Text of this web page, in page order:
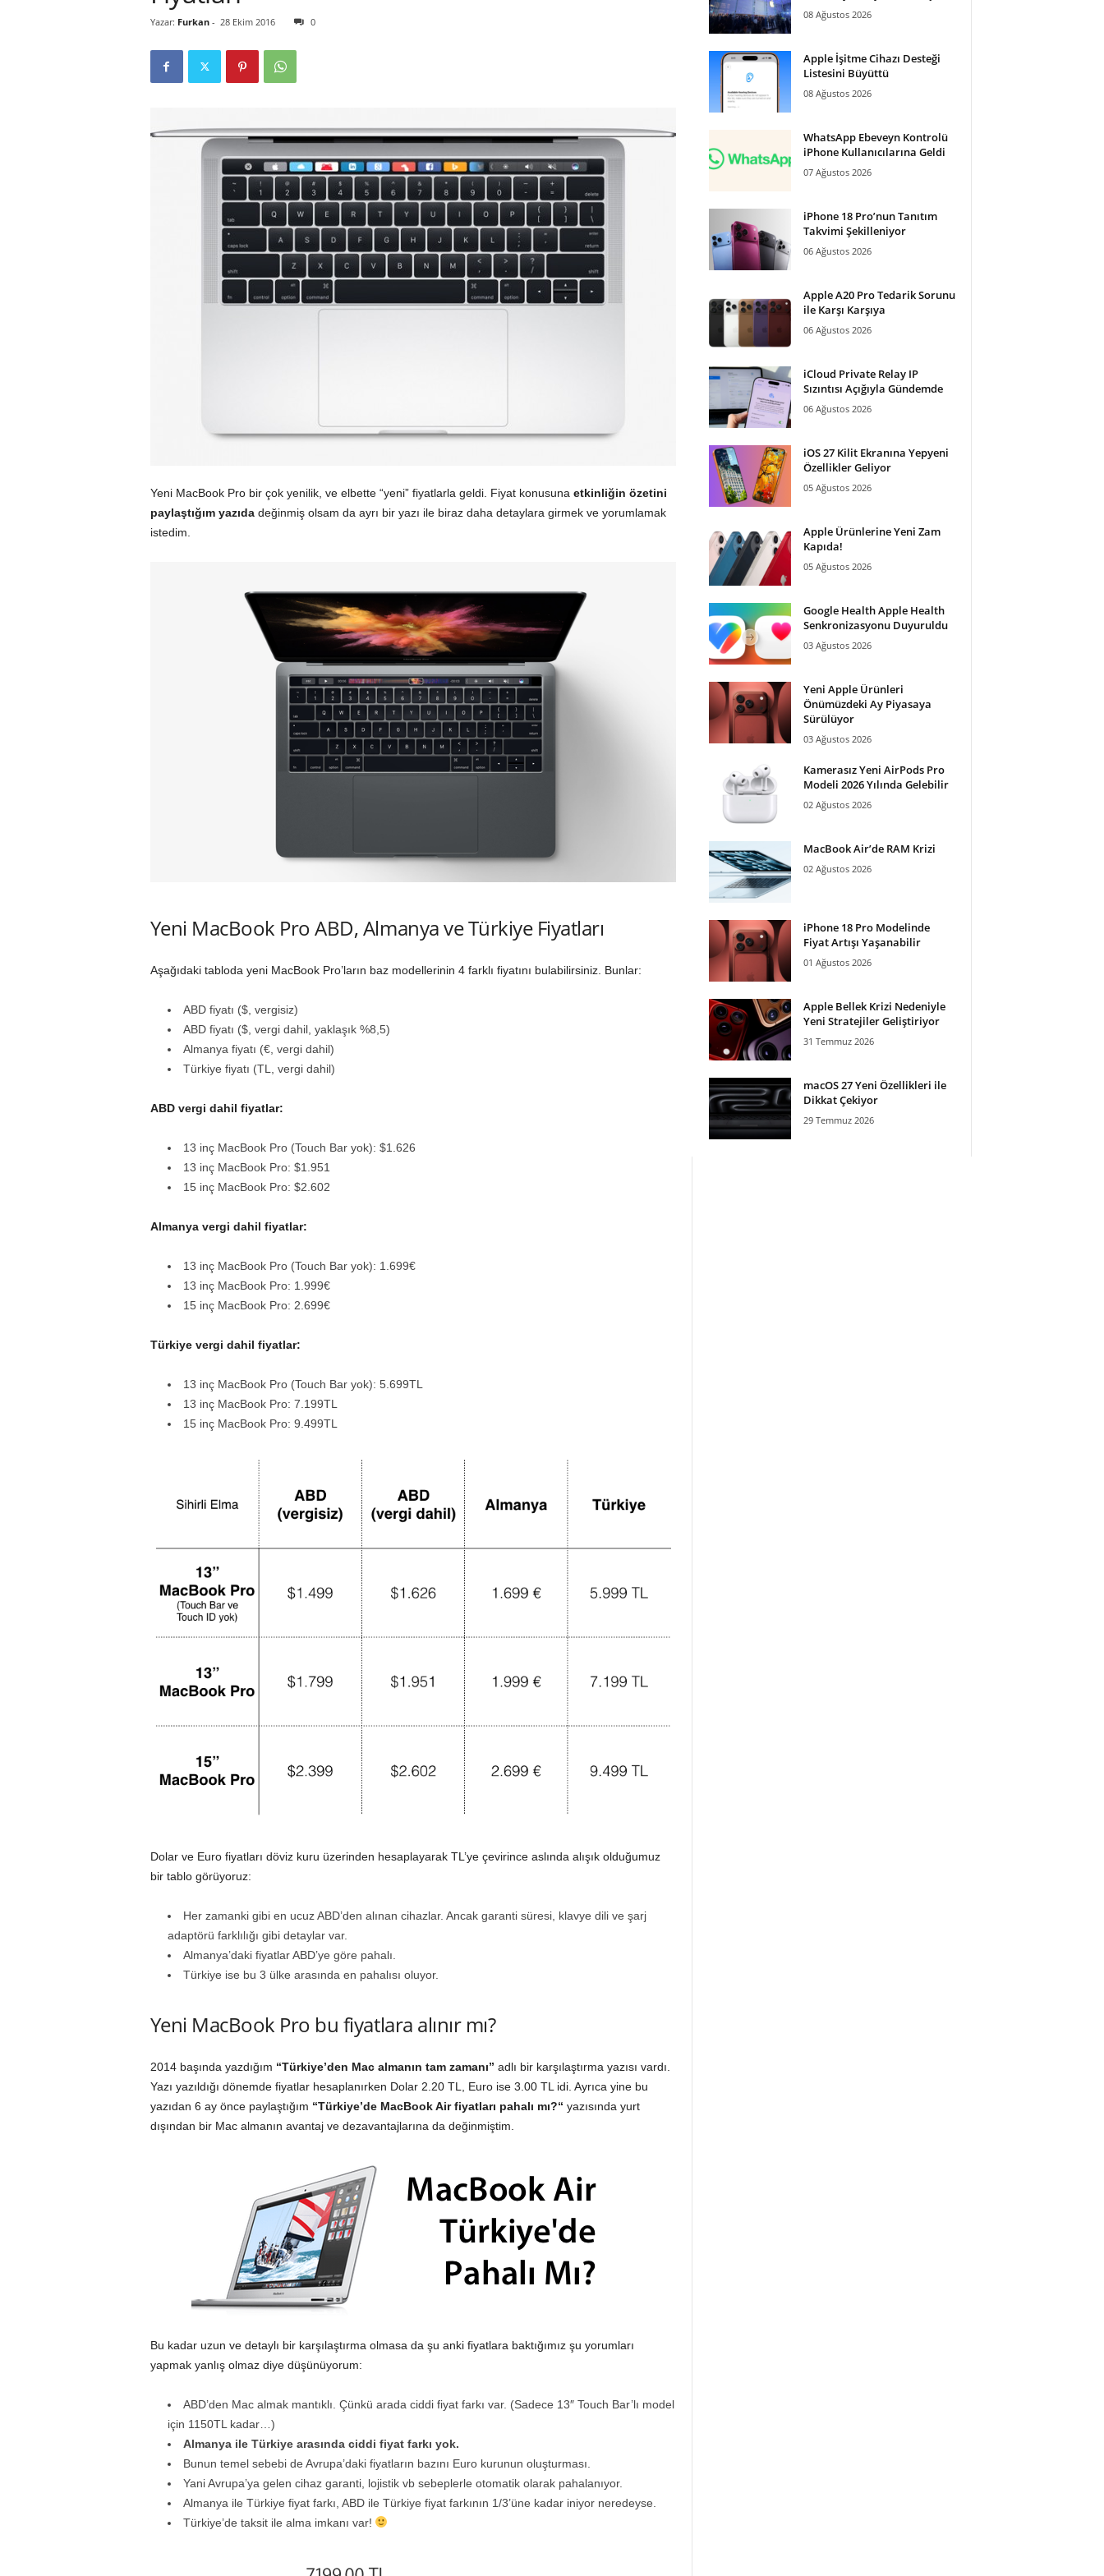
E
l
a
Yazar: Furkan- 28 Ekim 2016 0
Yeni MacBook Pro bir çok yenilik, ve elbette “yeni” fiyatlarla geldi. Fiyat konusuna etkinliğin özetini
paylaştığım yazıdadeğinmiş olsam da ayrı bir yazı ile biraz daha detaylara girmek ve yorumlamak
istedim.
Yeni MacBook Pro ABD, Almanya ve Türkiye Fiyatları
Aşağıdaki tabloda yeni MacBook Pro’ların baz modellerinin 4 farklı fiyatını bulabilirsiniz. Bunlar:
ABD fiyatı ($, vergisiz)
ABD fiyatı ($, vergi dahil, yaklaşık %8,5)
Almanya fiyatı (€, vergi dahil)
Türkiye fiyatı (TL, vergi dahil)
ABD vergi dahil fiyatlar:
13 inç MacBook Pro (Touch Bar yok): $1.626
13 inç MacBook Pro: $1.951
15 inç MacBook Pro: $2.602
Almanya vergi dahil fiyatlar:
13 inç MacBook Pro (Touch Bar yok): 1.699€
13 inç MacBook Pro: 1.999€
15 inç MacBook Pro: 2.699€
Türkiye vergi dahil fiyatlar:
13 inç MacBook Pro (Touch Bar yok): 5.699TL
13 inç MacBook Pro: 7.199TL
15 inç MacBook Pro: 9.499TL
Dolar ve Euro fiyatları döviz kuru üzerinden hesaplayarak TL’ye çevirince aslında alışık olduğumuz
bir tablo görüyoruz:
Her zamanki gibi en ucuz ABD’den alınan cihazlar. Ancak garanti süresi, klavye dili ve şarj
adaptörü farklılığı gibi detaylar var.
Almanya’daki fiyatlar ABD’ye göre pahalı.
Türkiye ise bu 3 ülke arasında en pahalısı oluyor.
Yeni MacBook Pro bu fiyatlara alınır mı?
2014 başında yazdığım “Türkiye’den Mac almanın tam zamanı” adlı bir karşılaştırma yazısı vardı.
Yazı yazıldığı dönemde fiyatlar hesaplanırken Dolar 2.20 TL, Euro ise 3.00 TL idi. Ayrıca yine bu
yazıdan 6 ay önce paylaştığım “Türkiye’de MacBook Air fiyatları pahalı mı?“ yazısında yurt
dışından bir Mac almanın avantaj ve dezavantajlarına da değinmiştim.
Bu kadar uzun ve detaylı bir karşılaştırma olmasa da şu anki fiyatlara baktığımız şu yorumları
yapmak yanlış olmaz diye düşünüyorum:
ABD’den Mac almak mantıklı. Çünkü arada ciddi fiyat farkı var. (Sadece 13″ Touch Bar’lı model
için 1150TL kadar…)
Almanya ile Türkiye arasında ciddi fiyat farkı yok.
Bunun temel sebebi de Avrupa’daki fiyatların bazını Euro kurunun oluşturması.
Yani Avrupa’ya gelen cihaz garanti, lojistik vb sebeplerle otomatik olarak pahalanıyor.
Almanya ile Türkiye fiyat farkı, ABD ile Türkiye fiyat farkının 1/3’üne kadar iniyor neredeyse.
Türkiye’de taksit ile alma imkanı var!
08 Ağustos 2026
Apple İşitme Cihazı Desteği
Listesini Büyüttü
08 Ağustos 2026
WhatsApp Ebeveyn Kontrolü
iPhone Kullanıcılarına Geldi
07 Ağustos 2026
iPhone 18 Pro’nun Tanıtım
Takvimi Şekilleniyor
06 Ağustos 2026
Apple A20 Pro Tedarik Sorunu
ile Karşı Karşıya
06 Ağustos 2026
iCloud Private Relay IP
Sızıntısı Açığıyla Gündemde
06 Ağustos 2026
iOS 27 Kilit Ekranına Yepyeni
Özellikler Geliyor
05 Ağustos 2026
Apple Ürünlerine Yeni Zam
Kapıda!
05 Ağustos 2026
Google Health Apple Health
Senkronizasyonu Duyuruldu
03 Ağustos 2026
Yeni Apple Ürünleri
Önümüzdeki Ay Piyasaya
Sürülüyor
03 Ağustos 2026
Kamerasız Yeni AirPods Pro
Modeli 2026 Yılında Gelebilir
02 Ağustos 2026
MacBook Air’de RAM Krizi
02 Ağustos 2026
iPhone 18 Pro Modelinde
Fiyat Artışı Yaşanabilir
01 Ağustos 2026
Apple Bellek Krizi Nedeniyle
Yeni Stratejiler Geliştiriyor
31 Temmuz 2026
macOS 27 Yeni Özellikleri ile
Dikkat Çekiyor
29 Temmuz 2026